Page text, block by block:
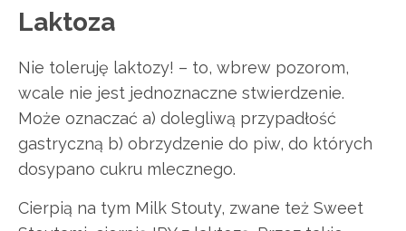
Laktoza
Nie toleruję laktozy! – to, wbrew pozorom,
wcale nie jest jednoznaczne stwierdzenie.
Może oznaczać a) dolegliwą przypadłość
gastryczną b) obrzydzenie do piw, do których
dosypano cukru mlecznego.
Cierpią na tym Milk Stouty, zwane też Sweet